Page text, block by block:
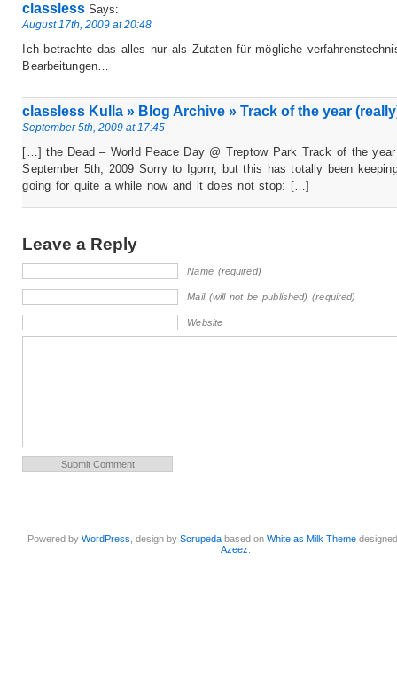
classless Says:
August 17th, 2009 at 20:48
Ich betrachte das alles nur als Zutaten für mögliche
Bearbeitungen…
classless Kulla » Blog Archive » Track of the year
September 5th, 2009 at 17:45
[…] the Dead – World Peace Day @ Treptow Park Track of the year
September 5th, 2009 Sorry to Igorrr, but this has totally been
going for quite a while now and it does not stop: […]
Leave a Reply
Name (required)
Mail (will not be published) (required)
Website
Powered byWordPress, design byScrupeda based onWhite as Milk Theme
Azeez.